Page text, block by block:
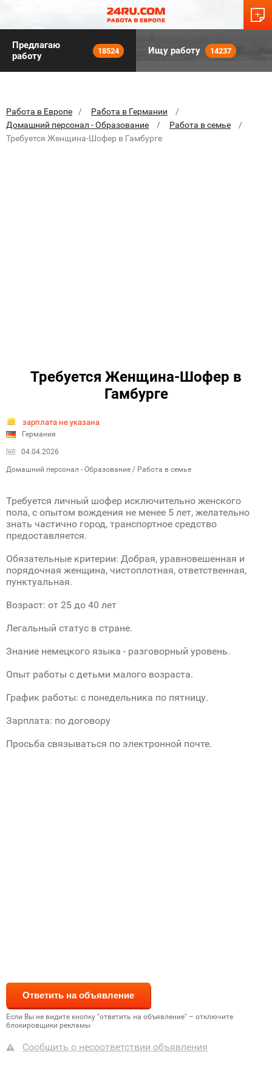
Предлагаю
работу
18524 Ищу работу 14237
Работа в Европе
Работа в Германии
Домашний персонал - Образование
Работа в семье
Требуется Женщина-Шофер в Гамбурге
Требуется Женщина-Шофер в
Гамбурге
зарплата не указана
Германия
04.04.2026
Домашний персонал - Образование / Работа в семье
Требуется личный шофер исключительно женского
пола, с опытом вождения не менее 5 лет, желательно
знать частично город, транспортное средство
предоставляется.
Обязательные критерии: Добрая, уравновешенная и
порядочная женщина, чистоплотная, ответственная,
пунктуальная.
Возраст: от 25 до 40 лет
Легальный статус в стране.
Знание немецкого языка - разговорный уровень.
Опыт работы с детьми малого возраста.
График работы: с понедельника по пятницу.
Зарплата: по договору
Просьба связываться по электронной почте.
Если Вы не видите кнопку "ответить на объявление" – отключите
блокировщики рекламы
Сообщить о несоответствии объявления